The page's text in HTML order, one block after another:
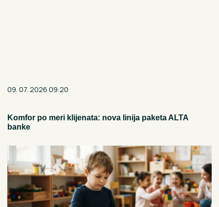
09. 07. 2026 09:20
Komfor po meri klijenata: nova linija paketa ALTA
banke